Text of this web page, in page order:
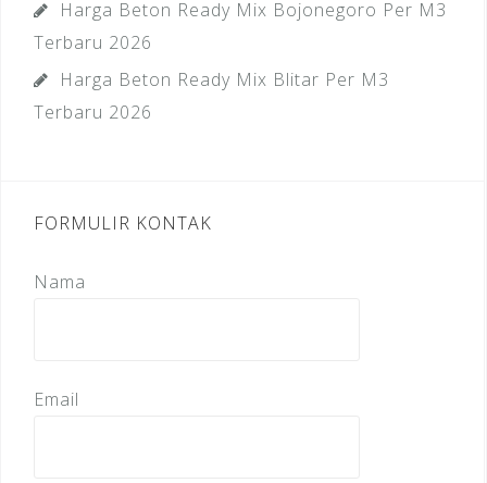
Harga Beton Ready Mix Bojonegoro Per M3
Terbaru 2026
Harga Beton Ready Mix Blitar Per M3
Terbaru 2026
FORMULIR KONTAK
Nama
Email